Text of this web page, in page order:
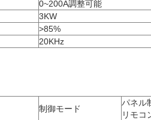
0~200A調整可能
3KW
>85%
20KHz
制御モード
パネル
リモコ